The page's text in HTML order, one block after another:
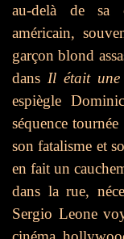
au-delà de sa
américain,
garçon blond
dans Il était une
espiègle
séquence
son fatalisme et
en fait un
dans la rue,
Sergio Leone